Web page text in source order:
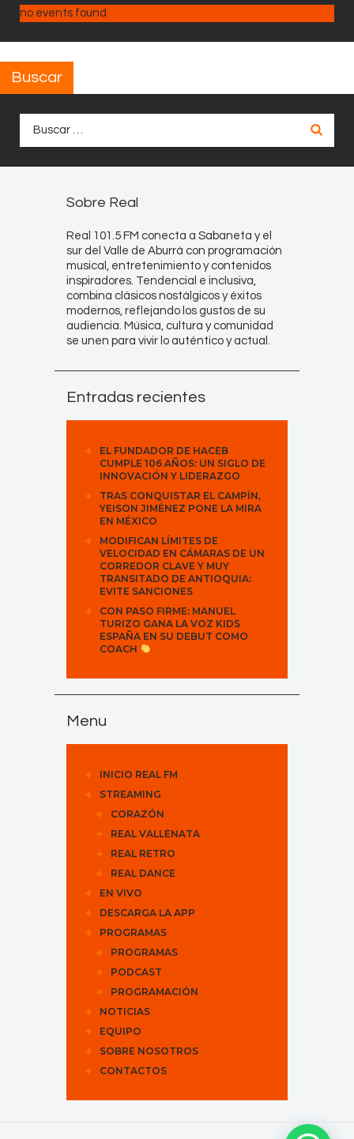
no events found
Buscar
Sobre Real
Real 101.5 FM conecta a Sabaneta y el
sur del Valle de Aburrá con programación
musical, entretenimiento y contenidos
inspiradores. Tendencial e inclusiva,
combina clásicos nostálgicos y éxitos
modernos, reflejando los gustos de su
audiencia. Música, cultura y comunidad
se unen para vivir lo auténtico y actual.
Entradas recientes
EL FUNDADOR DE HACEB
CUMPLE 106 AÑOS: UN SIGLO DE
INNOVACIÓN Y LIDERAZGO
TRAS CONQUISTAR EL CAMPÍN,
YEISON JIMÉNEZ PONE LA MIRA
EN MÉXICO
MODIFICAN LÍMITES DE
VELOCIDAD EN CÁMARAS DE UN
CORREDOR CLAVE Y MUY
TRANSITADO DE ANTIOQUIA:
EVITE SANCIONES
CON PASO FIRME: MANUEL
TURIZO GANA LA VOZ KIDS
ESPAÑA EN SU DEBUT COMO
COACH
Menu
INICIO REAL FM
STREAMING
CORAZÓN
REAL VALLENATA
REAL RETRO
REAL DANCE
EN VIVO
DESCARGA LA APP
PROGRAMAS
PROGRAMAS
PODCAST
PROGRAMACIÓN
NOTICIAS
EQUIPO
SOBRE NOSOTROS
CONTACTOS